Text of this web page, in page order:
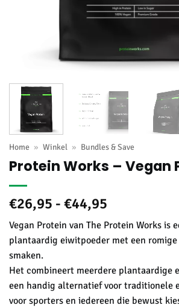
Home » Winkel » Bundles & Save
Protein Works – Vegan
€26,95 - €44,95
€26,95
tot
€44,95
Vegan Protein van The Protein Works is
plantaardig eiwitpoeder met een
smaken.
Het combineert meerdere plantaardige
een handig alternatief voor traditionele
voor sporters en iedereen die bewust